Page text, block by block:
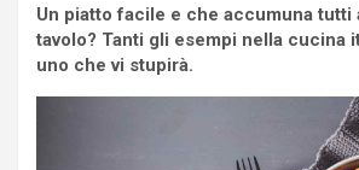
Un piatto facile e che accumuna tutti
tavolo? Tanti gli esempi nella cucina
uno che vi stupirà.